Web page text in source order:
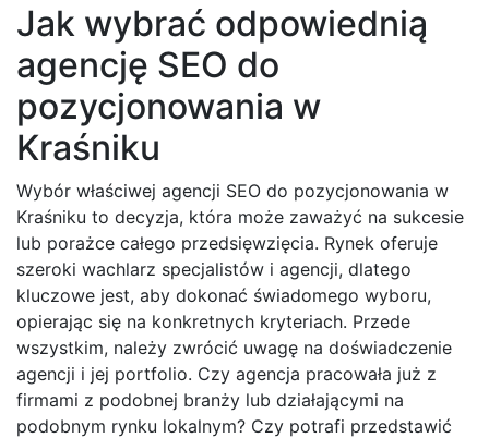
Jak wybrać odpowiednią
agencję SEO do
pozycjonowania w
Kraśniku
Wybór właściwej agencji SEO do pozycjonowania w
Kraśniku to decyzja, która może zaważyć na sukcesie
lub porażce całego przedsięwzięcia. Rynek oferuje
szeroki wachlarz specjalistów i agencji, dlatego
kluczowe jest, aby dokonać świadomego wyboru,
opierając się na konkretnych kryteriach. Przede
wszystkim, należy zwrócić uwagę na doświadczenie
agencji i jej portfolio. Czy agencja pracowała już z
firmami z podobnej branży lub działającymi na
podobnym rynku lokalnym? Czy potrafi przedstawić